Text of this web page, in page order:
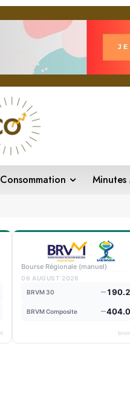
Minutes
Bourse Régionale (manuel)
06 AUGUST 2026
BRVM 30
BRVM Composite